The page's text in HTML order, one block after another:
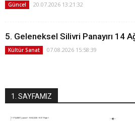
Güncel 20.07.2026 13:21:32
5. Geleneksel Silivri Panayırı 14
Kültür Sanat 07.08.2026 15:58:39
1. SAYFAMIZ